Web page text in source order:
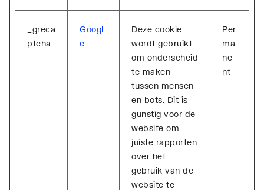
_greca
ptcha
Googl
e
Deze cookie
wordt gebruikt
om onderscheid
te maken
tussen mensen
en bots. Dit is
gunstig voor de
website om
juiste rapporten
over het
gebruik van de
website te
Per
ma
ne
nt